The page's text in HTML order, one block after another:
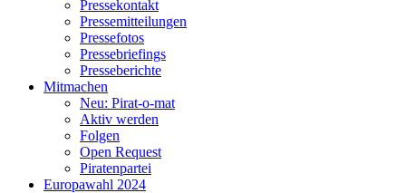
Pressekontakt
Pressemitteilungen
Pressefotos
Pressebriefings
Presseberichte
Mitmachen
Neu: Pirat-o-mat
Aktiv werden
Folgen
Open Request
Piratenpartei
Europawahl 2024